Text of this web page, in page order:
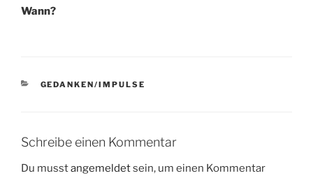
Wann?
KATEGORIEN
GEDANKEN/IMPULSE
Schreibe einen Kommentar
Du musstangemeldetsein, um einen Kommentar